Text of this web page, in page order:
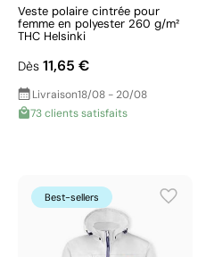
Veste polaire cintrée pour
femme en polyester 260 g/m²
THC Helsinki
Dès 11,65 €
Livraison18/08 - 20/08
73 clients satisfaits
Best-sellers